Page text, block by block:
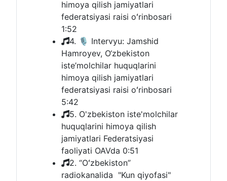
himoya qilish jamiyatlari
federatsiyasi raisi oʻrinbosari
1:52
4. 🎙 Intervyu: Jamshid
Hamroyev, O‘zbekiston
iste’molchilar huquqlarini
himoya qilish jamiyatlari
federatsiyasi raisi oʻrinbosari
5:42
5. O'zbekiston iste'molchilar
huquqlarini himoya qilish
jamiyatlari Federatsiyasi
faoliyati OAVda 0:51
2. “Oʻzbekiston”
radiokanalida "Kun qiyofasi"